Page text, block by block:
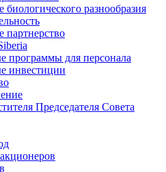
биологического разнообразия
партнерство
программы для персонала
инвестиции
Председателя Совета